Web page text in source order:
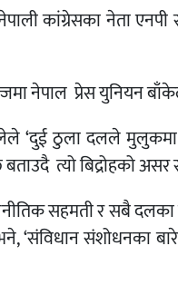
कांग्रेसका नेता
नेपाल प्रेस युनियन
‘दुई ठुला दलले
बताउदै त्यो बिद्रोहको
सहमती र सबै दलका
‘संविधान संशोधनका